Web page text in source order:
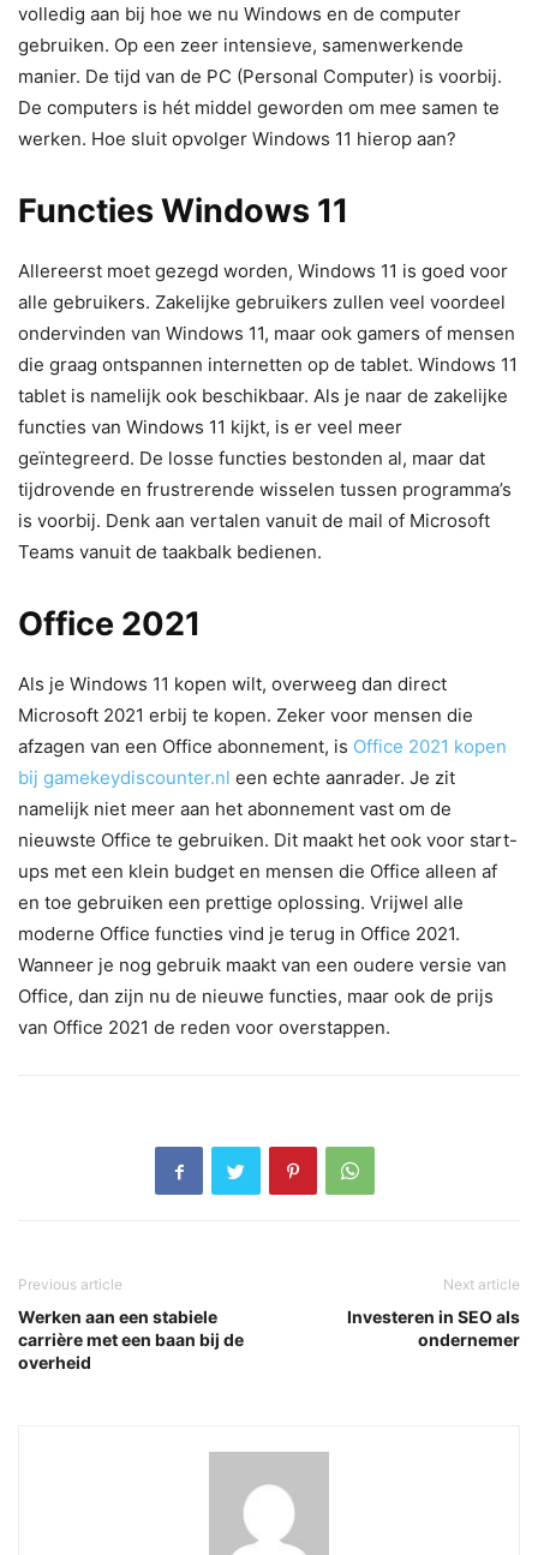
volledig aan bij hoe we nu Windows en de computer
gebruiken. Op een zeer intensieve, samenwerkende
manier. De tijd van de PC (Personal Computer) is voorbij.
De computers is hét middel geworden om mee samen te
werken. Hoe sluit opvolger Windows 11 hierop aan?
Functies Windows 11
Allereerst moet gezegd worden, Windows 11 is goed voor
alle gebruikers. Zakelijke gebruikers zullen veel voordeel
ondervinden van Windows 11, maar ook gamers of mensen
die graag ontspannen internetten op de tablet. Windows 11
tablet is namelijk ook beschikbaar. Als je naar de zakelijke
functies van Windows 11 kijkt, is er veel meer
geïntegreerd. De losse functies bestonden al, maar dat
tijdrovende en frustrerende wisselen tussen programma’s
is voorbij. Denk aan vertalen vanuit de mail of Microsoft
Teams vanuit de taakbalk bedienen.
Office 2021
Als je Windows 11 kopen wilt, overweeg dan direct
Microsoft 2021 erbij te kopen. Zeker voor mensen die
afzagen van een Office abonnement, is Office 2021 kopen
bij gamekeydiscounter.nl een echte aanrader. Je zit
namelijk niet meer aan het abonnement vast om de
nieuwste Office te gebruiken. Dit maakt het ook voor start-
ups met een klein budget en mensen die Office alleen af
en toe gebruiken een prettige oplossing. Vrijwel alle
moderne Office functies vind je terug in Office 2021.
Wanneer je nog gebruik maakt van een oudere versie van
Office, dan zijn nu de nieuwe functies, maar ook de prijs
van Office 2021 de reden voor overstappen.
Previous article
Werken aan een stabiele
carrière met een baan bij de
overheid
Next article
Investeren in SEO als
ondernemer